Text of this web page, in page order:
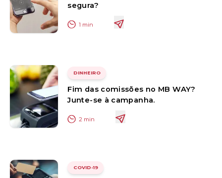
segura?
1 min
DINHEIRO
Fim das comissões no MB WAY?
Junte-se à campanha.
2 min
COVID-19